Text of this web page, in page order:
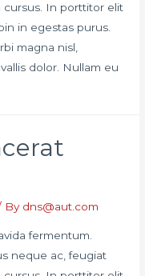
cursus. In porttitor elit
in egestas purus.
magna nisl,
dolor. Nullam eu
By dns@aut.com
fermentum.
neque ac, feugiat